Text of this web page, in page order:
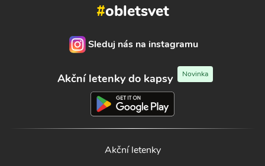
#obletsvet
Sleduj nás na instagramu
Akční letenky do kapsy Novinka
Akční letenky